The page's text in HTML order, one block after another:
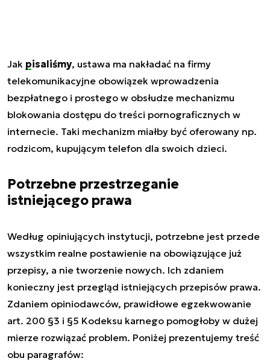
Jak pisaliśmy, ustawa ma nakładać na firmy
telekomunikacyjne obowiązek wprowadzenia
bezpłatnego i prostego w obsłudze mechanizmu
blokowania dostępu do treści pornograficznych w
internecie. Taki mechanizm miałby być oferowany np.
rodzicom, kupującym telefon dla swoich dzieci.
Potrzebne przestrzeganie
istniejącego prawa
Według opiniujących instytucji, potrzebne jest przede
wszystkim realne postawienie na obowiązujące już
przepisy, a nie tworzenie nowych. Ich zdaniem
konieczny jest przegląd istniejących przepisów prawa.
Zdaniem opiniodawców, prawidłowe egzekwowanie
art. 200 §3 i §5 Kodeksu karnego pomogłoby w dużej
mierze rozwiązać problem. Poniżej prezentujemy treść
obu paragrafów: